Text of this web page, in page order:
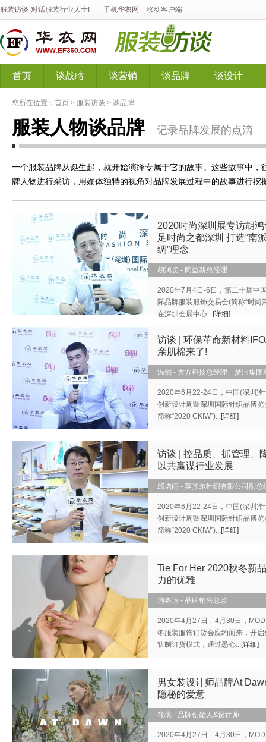
服装访谈-对话服装行业人士! 手机华衣网 移动客户端
首页 谈战略 谈营销 谈品牌 谈设计
您所在位置： 首页 > 服装访谈 > 谈品牌
服装人物谈品牌 记录品牌发展的点滴
一个服装品牌从诞生起，就开始演绎专属于它的故事。这些故事中
牌人物进行采访，用媒体独特的视角对品牌发展过程中的故事进行
2020时尚深圳展专访胡
足时尚之都深圳 打造“南
绸”理念
胡鸿切 - 同益新总经理
2020年7月4日-6日，第二十届中
际品牌服装服饰交易会(简称“时尚
在深圳会展中心...[详细]
访谈 | 环保革命新材料
亲肌棉来了!
温剑 - 大方科技总经理、梦洁集团
2020年6月22-24日，中国(深圳)
创新设计周暨深圳国际针织品博览
简称“2020 CKIW”)...[详细]
访谈 | 控品质、抓管理、
以共赢谋行业发展
邱增雨 - 英其尔针织有限公司副总
2020年6月22-24日，中国(深圳)
创新设计周暨深圳国际针织品博览
简称“2020 CKIW”)...[详细]
Tie For Her 2020秋冬新
力的优雅
施冬运 - 品牌销售总监
2020年4月27日—4月30日，
冬服装服饰订货会应约而来，开启
轨制订货模式，通过悉心...[详细]
男女装设计师品牌At
隐秘的爱意
筱琪 - 品牌创始人&设计师
2020年4月27日—4月30日，